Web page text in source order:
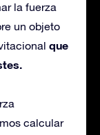
la fuerza
un objeto
que
calcular